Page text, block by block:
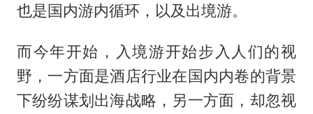
也是国内游内循环，以及出境游。
而今年开始，入境游开始步入人们的视
野，一方面是酒店行业在国内内卷的背景
下纷纷谋划出海战略，另一方面，却忽视